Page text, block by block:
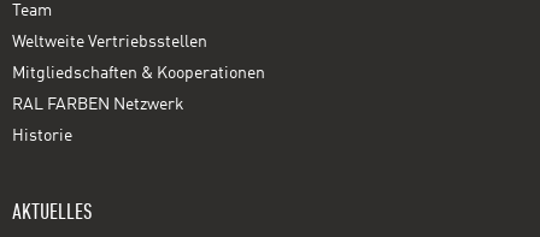
Team
Weltweite Vertriebsstellen
Mitgliedschaften & Kooperationen
RAL FARBEN Netzwerk
Historie
AKTUELLES